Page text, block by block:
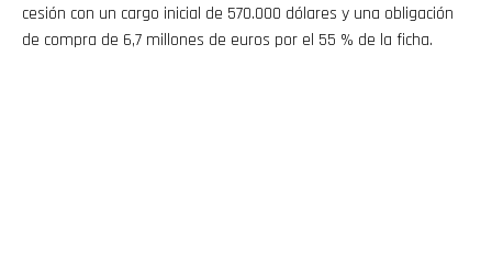
cesión con un cargo inicial de 570.000 dólares y una obligación
de compra de 6,7 millones de euros por el 55 % de la ficha.